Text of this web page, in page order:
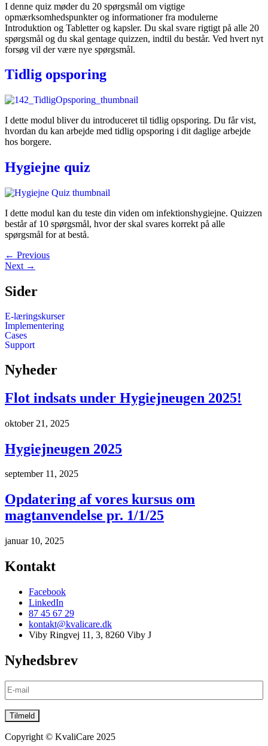
I denne quiz møder du 20 spørgsmål om vigtige
opmærksomhedspunkter og informationer fra modulerne
Introduktion og Tabletter og kapsler. Du skal svare rigtigt på alle 20
spørgsmål og du skal gentage quizzen, indtil du består. Ved hvert nyt
forsøg vil der være nye spørgsmål.
Tidlig opsporing
I dette modul bliver du introduceret til tidlig opsporing. Du får vist,
hvordan du kan arbejde med tidlig opsporing i dit daglige arbejde
hos borgere.
Hygiejne quiz
I dette modul kan du teste din viden om infektionshygiejne. Quizzen
består af 10 spørgsmål, hvor der skal svares korrekt på alle
spørgsmål for at bestå.
← Previous
Next →
Sider
E-læringskurser
Implementering
Cases
Support
Nyheder
Flot indsats under Hygiejneugen 2025!
oktober 21, 2025
Hygiejneugen 2025
september 11, 2025
Opdatering af vores kursus om
magtanvendelse pr. 1/1/25
januar 10, 2025
Kontakt
Facebook
LinkedIn
87 45 67 29
kontakt@kvalicare.dk
Viby Ringvej 11, 3, 8260 Viby J
Nyhedsbrev
Copyright © KvaliCare 2025